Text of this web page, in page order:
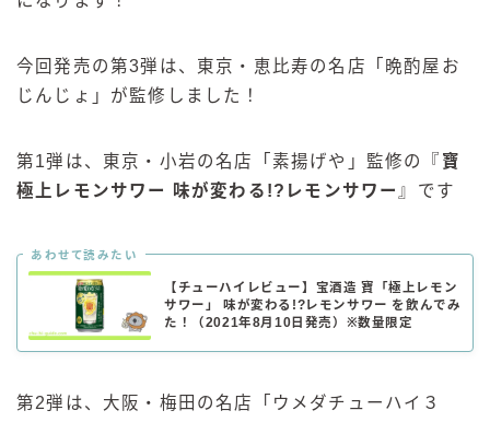
今回発売の第3弾は、東京・恵比寿の名店「晩酌屋お
じんじょ」が監修しました！
第1弾は、東京・小岩の名店「素揚げや」監修の『 寶
極上レモンサワー 味が変わる!?レモンサワー 』です
あわせて読みたい
【チューハイレビュー】宝酒造 寶「極上レモン
サワー」 味が変わる!?レモンサワー を飲んでみ
た！（2021年8月10日発売）※数量限定
第2弾は、大阪・梅田の名店「ウメダチューハイ３